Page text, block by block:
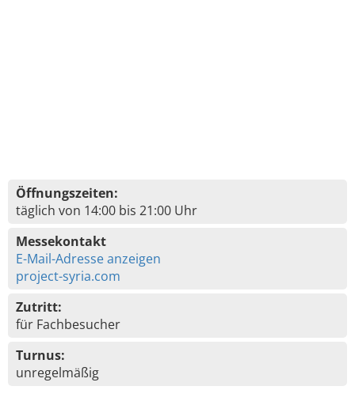
Öffnungszeiten:
täglich von 14:00 bis 21:00 Uhr
Messekontakt
E-Mail-Adresse anzeigen
project-syria.com
Zutritt:
für Fachbesucher
Turnus:
unregelmäßig